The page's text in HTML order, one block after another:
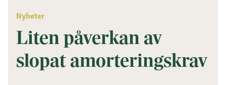
Nyheter
Liten påverkan av
slopat amorteringskrav
först
Anmäl dig till vårt nyhetsbrev!